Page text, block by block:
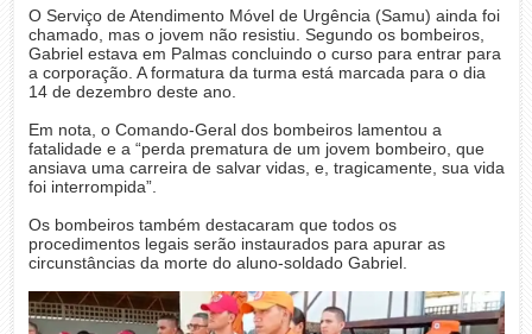
O Serviço de Atendimento Móvel de Urgência (Samu) ainda foi
chamado, mas o jovem não resistiu. Segundo os bombeiros,
Gabriel estava em Palmas concluindo o curso para entrar para
a corporação. A formatura da turma está marcada para o dia
14 de dezembro deste ano.
Em nota, o Comando-Geral dos bombeiros lamentou a
fatalidade e a “perda prematura de um jovem bombeiro, que
ansiava uma carreira de salvar vidas, e, tragicamente, sua vida
foi interrompida”.
Os bombeiros também destacaram que todos os
procedimentos legais serão instaurados para apurar as
circunstâncias da morte do aluno-soldado Gabriel.